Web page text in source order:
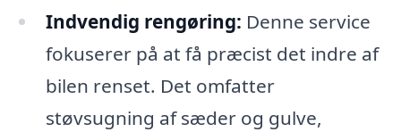
Indvendig rengøring: Denne service
fokuserer på at få præcist det indre af
bilen renset. Det omfatter
støvsugning af sæder og gulve,